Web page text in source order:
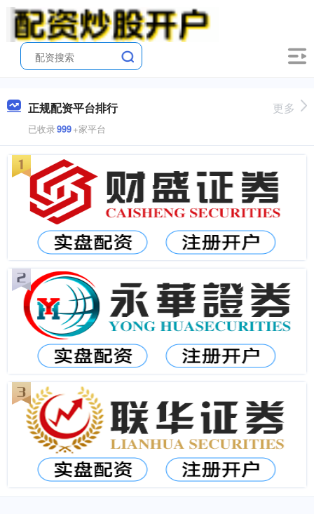
正规配资平台排行
已收录999+家平台
更多